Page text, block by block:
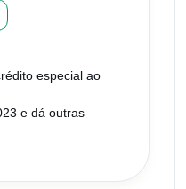
especial ao
e dá outras